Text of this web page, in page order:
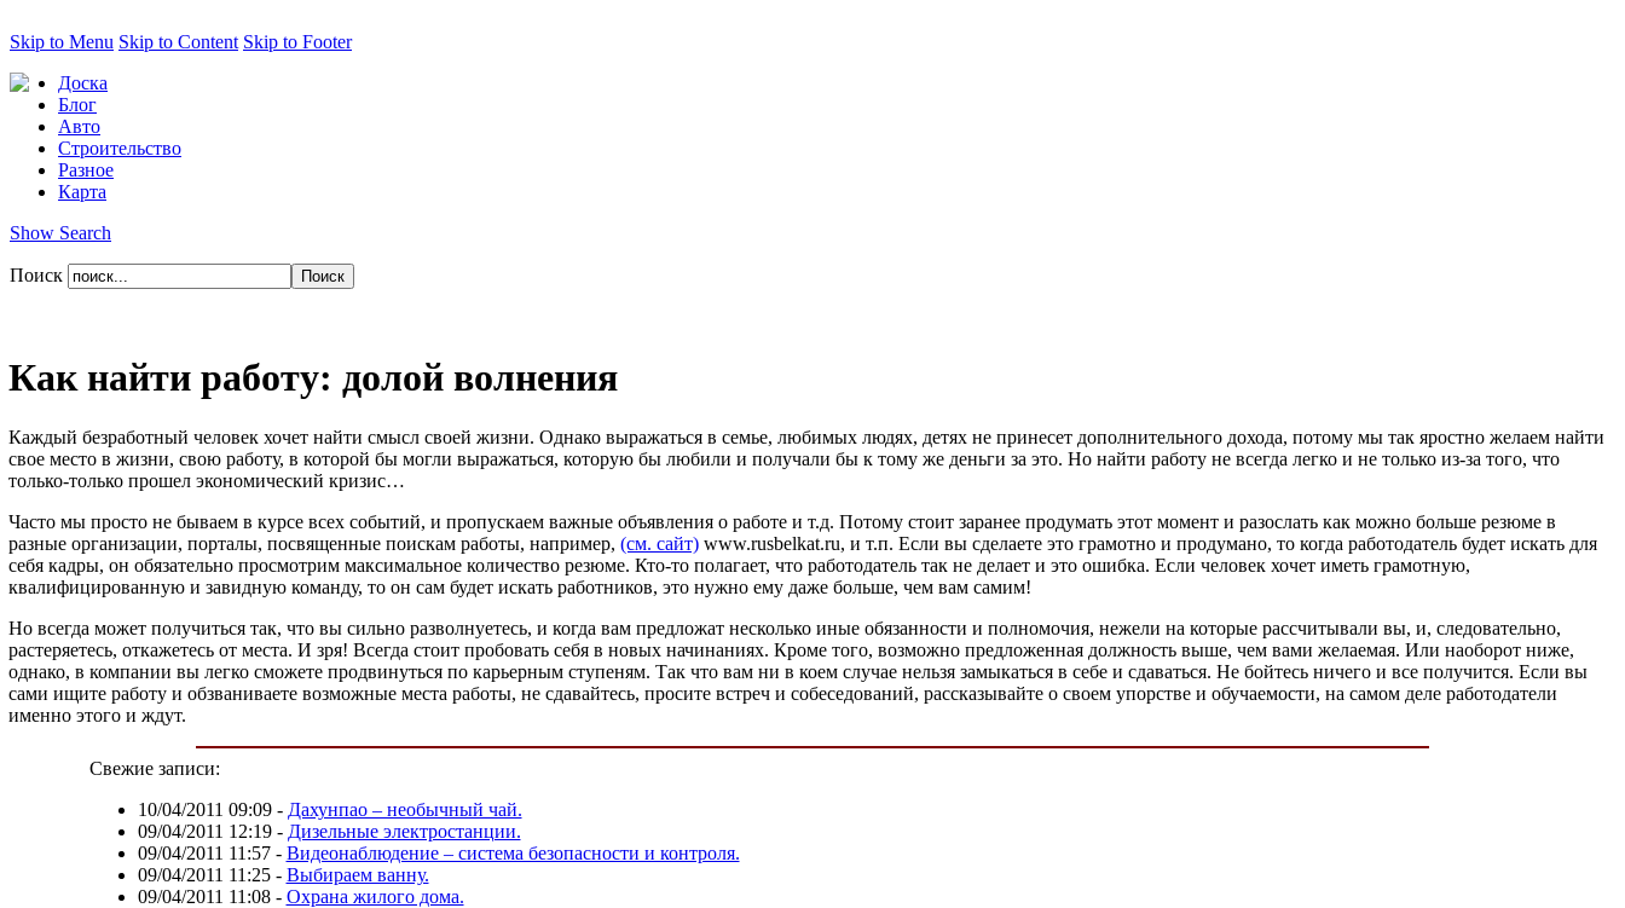
Skip to Menu Skip to Content Skip to Footer
Доска
Блог
Авто
Строительство
Разное
Карта
Show Search
Поиск
Как найти работу: долой волнения
Каждый безработный человек хочет найти смысл своей жизни. Однако выражаться в семье, любимых людях, детях не принесет дополнительного дохода, потому мы так яростно желаем найти
свое место в жизни, свою работу, в которой бы могли выражаться, которую бы любили и получали бы к тому же деньги за это. Но найти работу не всегда легко и не только из-за того, что
только-только прошел экономический кризис…
Часто мы просто не бываем в курсе всех событий, и пропускаем важные объявления о работе и т.д. Потому стоит заранее продумать этот момент и разослать как можно больше резюме в
разные организации, порталы, посвященные поискам работы, например, (см. сайт) www.rusbelkat.ru, и т.п. Если вы сделаете это грамотно и продумано, то когда работодатель будет искать для
себя кадры, он обязательно просмотрим максимальное количество резюме. Кто-то полагает, что работодатель так не делает и это ошибка. Если человек хочет иметь грамотную,
квалифицированную и завидную команду, то он сам будет искать работников, это нужно ему даже больше, чем вам самим!
Но всегда может получиться так, что вы сильно разволнуетесь, и когда вам предложат несколько иные обязанности и полномочия, нежели на которые рассчитывали вы, и, следовательно,
растеряетесь, откажетесь от места. И зря! Всегда стоит пробовать себя в новых начинаниях. Кроме того, возможно предложенная должность выше, чем вами желаемая. Или наоборот ниже,
однако, в компании вы легко сможете продвинуться по карьерным ступеням. Так что вам ни в коем случае нельзя замыкаться в себе и сдаваться. Не бойтесь ничего и все получится. Если вы
сами ищите работу и обзваниваете возможные места работы, не сдавайтесь, просите встреч и собеседований, рассказывайте о своем упорстве и обучаемости, на самом деле работодатели
именно этого и ждут.
Свежие записи:
10/04/2011 09:09- Дахунпао – необычный чай.
09/04/2011 12:19- Дизельные электростанции.
09/04/2011 11:57- Видеонаблюдение – система безопасности и контроля.
09/04/2011 11:25- Выбираем ванну.
09/04/2011 11:08- Охрана жилого дома.